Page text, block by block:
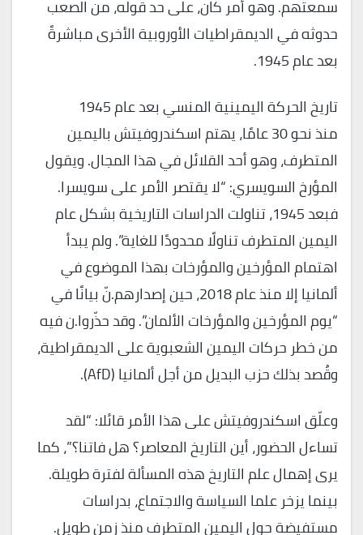
سمعتهم. وهو أمر كان، على حد قوله، من الصعب
حدوثه في الديمقراطيات الأوروبية الأخرى مباشرةً
بعد عام 1945.
تاريخ الحركة اليمينية المنسي بعد عام 1945
منذ نحو 30 عامًا، يهتم اسكندروفيتش باليمين
المتطرف، وهو أحد القلائل في هذا المجال. ويقول
المؤرخ السويسري: “لا يقتصر الأمر على سويسرا.
فبعد 1945، تناولت الدراسات التاريخية بشكل عام
اليمين المتطرف تناولًا محدودًا للغاية”. ولم يبدأ
اهتمام المؤرخين والمؤرخات بهذا الموضوع في
ألمانيا إلا منذ عام 2018، حين إصدارهم.نّ بيانًا في
“يوم المؤرخين والمؤرخات الألمان”. وقد حذّروا.ن فيه
من خطر حركات اليمين الشعبوية على الديمقراطية،
وقُصد بذلك حزب البديل من أجل ألمانيا (AfD).
وعلّق اسكندروفيتش على هذا الأمر قائلا: “لقد
تساءل الحضور، أين التاريخ المعاصر؟ هل فاتنا؟”، كما
يرى إهمال علم التاريخ هذه المسألة لفترة طويلة.
بينما يزخر علما السياسة والاجتماع، بدراسات
مستفيضة حول اليمين المتطرف منذ زمن طويل.